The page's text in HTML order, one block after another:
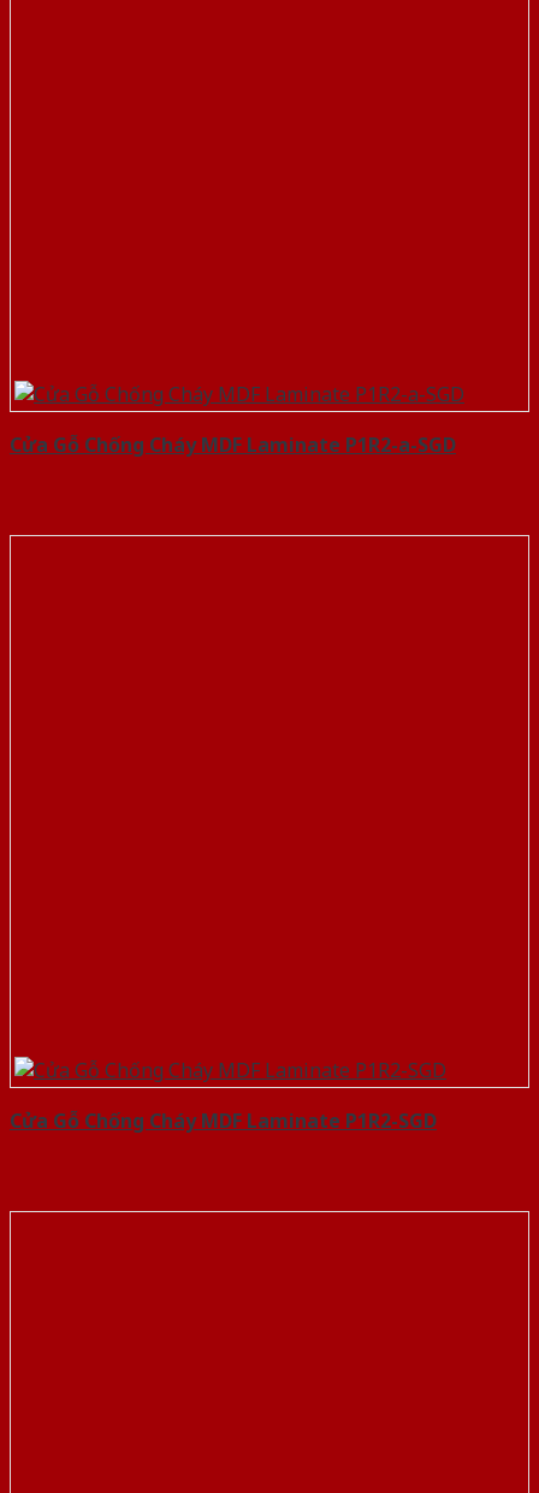
Cửa Gỗ Chống Cháy MDF Laminate P1R2-a-SGD
Cửa Gỗ Chống Cháy MDF Laminate P1R2-SGD